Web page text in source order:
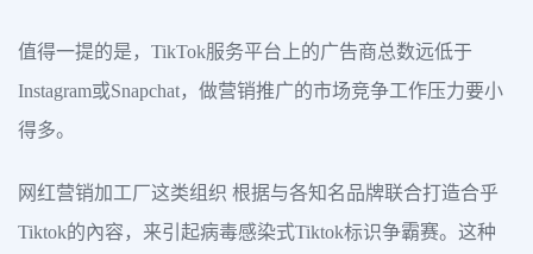
值得一提的是，TikTok服务平台上的广告商总数远低于
Instagram或Snapchat，做营销推广的市场竞争工作压力要小
得多。
网红营销加工厂这类组织 根据与各知名品牌联合打造合乎
Tiktok的內容，来引起病毒感染式Tiktok标识争霸赛。这种